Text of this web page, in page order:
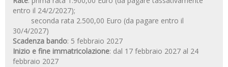
entro il 24/2/2027);
seconda rata 2.500,00 Euro (da pagare entro il
30/4/2027)
Scadenza bando: 5 febbraio 2027
Inizio e fine immatricolazione: dal 17 febbraio 2027 al 24
febbraio 2027